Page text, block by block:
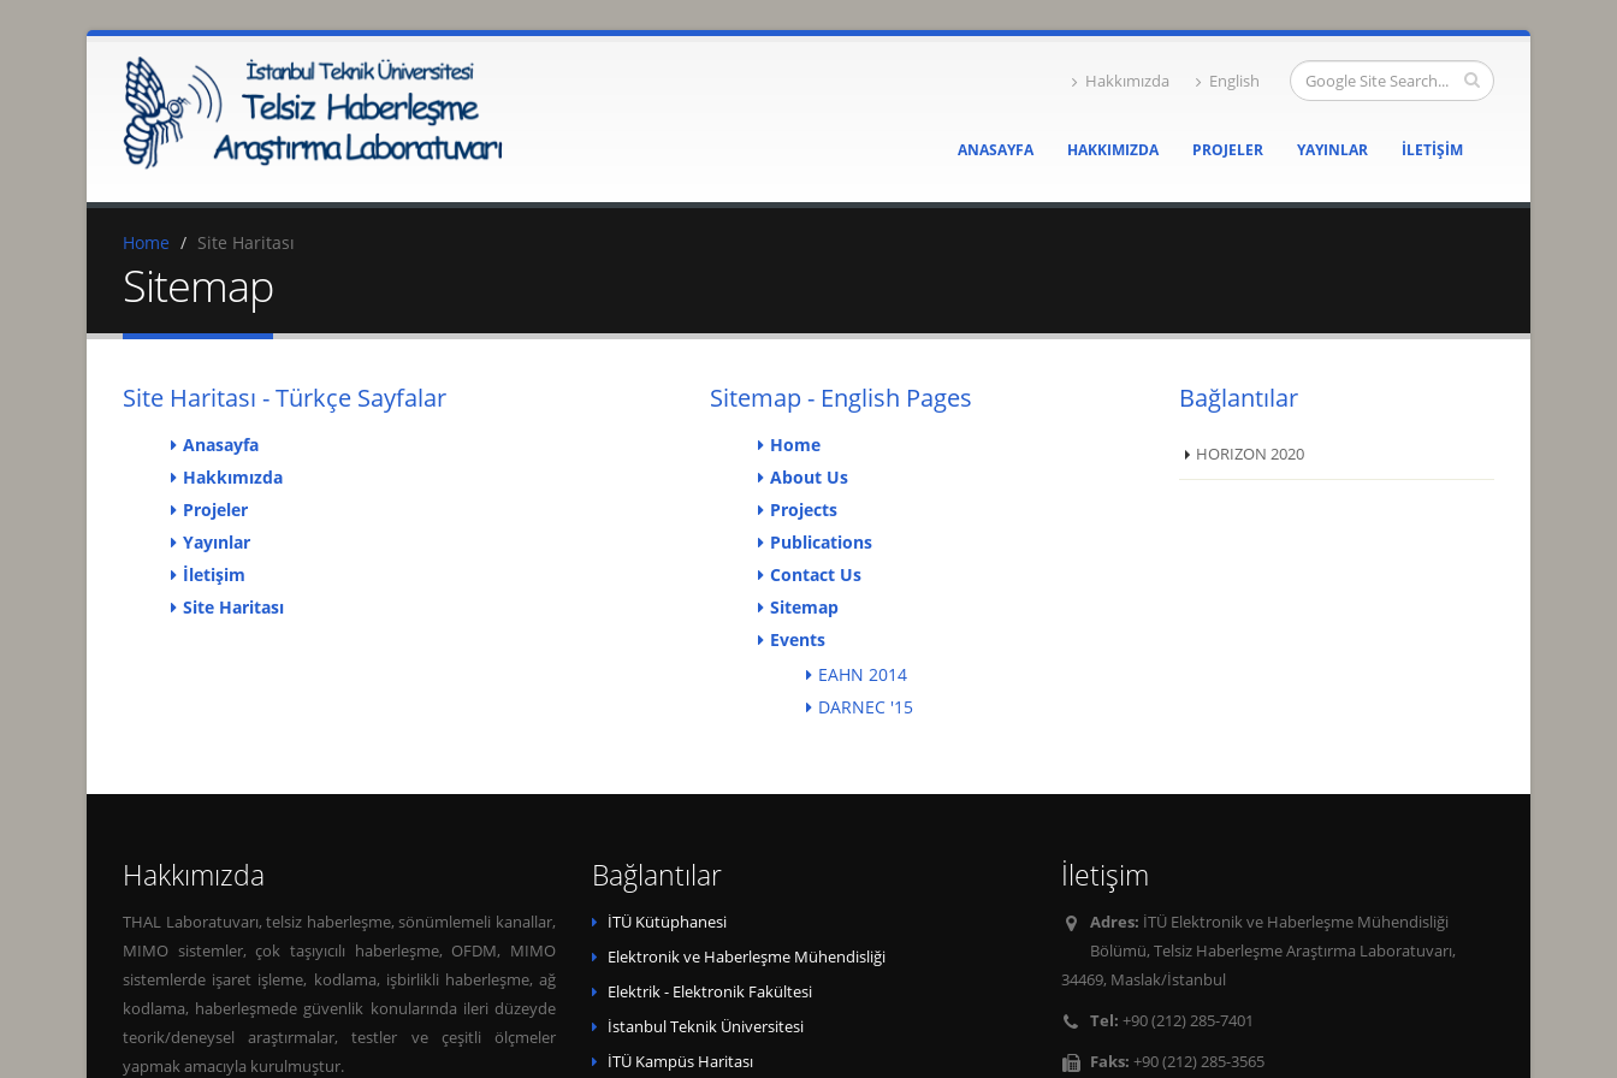
Hakkımızda English
ANASAYFA HAKKIMIZDA PROJELER YAYINLAR İLETIŞIM
Home Site Haritası
Sitemap
Site Haritası - Türkçe Sayfalar
Anasayfa
Hakkımızda
Projeler
Yayınlar
İletişim
Site Haritası
Sitemap - English Pages
Home
About Us
Projects
Publications
Contact Us
Sitemap
Events
EAHN 2014
DARNEC '15
Bağlantılar
HORIZON 2020
Hakkımızda
THAL Laboratuvarı, telsiz haberleşme, sönümlemeli kanallar,
MIMO sistemler, çok taşıyıcılı haberleşme, OFDM, MIMO
sistemlerde işaret işleme, kodlama, işbirlikli haberleşme, ağ
kodlama, haberleşmede güvenlik konularında ileri düzeyde
teorik/deneysel araştırmalar, testler ve çeşitli ölçmeler
yapmak amacıyla kurulmuştur.
Bağlantılar
İTÜ Kütüphanesi
Elektronik ve Haberleşme Mühendisliği
Elektrik - Elektronik Fakültesi
İstanbul Teknik Üniversitesi
İTÜ Kampüs Haritası
İletişim
Adres: İTÜ Elektronik ve Haberleşme Mühendisliği
Bölümü, Telsiz Haberleşme Araştırma Laboratuvarı,
34469, Maslak/İstanbul
Tel: +90 (212) 285-7401
Faks: +90 (212) 285-3565